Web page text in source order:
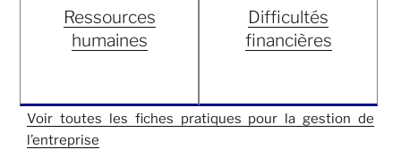
Ressources
humaines
Difficultés
financières
Voir toutes les fiches pratiques pour la gestion de
l’entreprise